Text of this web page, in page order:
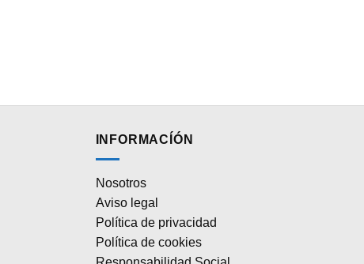
INFORMACÍÓN
Nosotros
Aviso legal
Política de privacidad
Política de cookies